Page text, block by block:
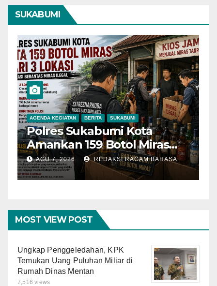
SUKABUMI
AGENDA KEGIATAN BERITA SUKABUMI
Polres Sukabumi Kota
Amankan 159 Botol Miras
Ilegal dari Tiga Lokasi dalam
Operasi Penyakit
AGU 7, 2026 REDAKSI RAGAM BAHASA
MOST VIEW POST
Ungkap Penggeledahan, KPK
Temukan Uang Puluhan Miliar di
Rumah Dinas Mentan
7,516 views